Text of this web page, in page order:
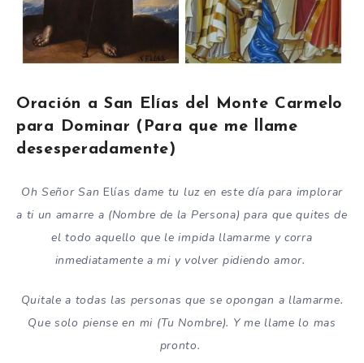
Oración a San Elías del Monte Carmelo
para Dominar (Para que me llame
desesperadamente)
Oh Señor San Elíasdame tu luz en este día para implorar
a ti un amarre a (Nombre de la Persona) para que quites de
el todo aquello que le impida llamarme y corra
inmediatamente a mi y volver pidiendo amor.
Quitale a todas las personas que se opongan a llamarme.
Que solo piense en mi (Tu Nombre). Y me llame lo mas
pronto.